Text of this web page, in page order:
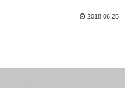
2018.06.25